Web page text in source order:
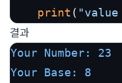
print (
결과
Your Number:
23
Your Base:
8